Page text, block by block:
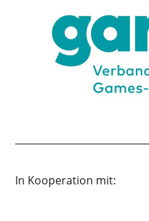
In Kooperation mit: